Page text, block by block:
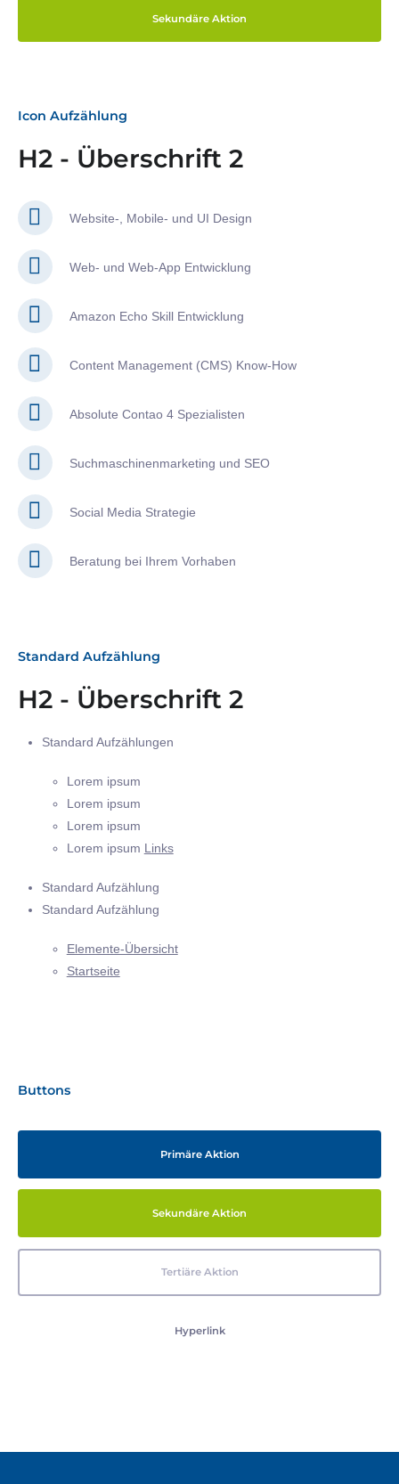
Sekundäre Aktion
Icon Aufzählung
H2 - Überschrift 2
Website-, Mobile- und UI Design
Web- und Web-App Entwicklung
Amazon Echo Skill Entwicklung
Content Management (CMS) Know-How
Absolute Contao 4 Spezialisten
Suchmaschinenmarketing und SEO
Social Media Strategie
Beratung bei Ihrem Vorhaben
Standard Aufzählung
H2 - Überschrift 2
Standard Aufzählungen
Lorem ipsum
Lorem ipsum
Lorem ipsum
Lorem ipsum Links
Standard Aufzählung
Standard Aufzählung
Elemente-Übersicht
Startseite
Buttons
Primäre Aktion
Sekundäre Aktion
Tertiäre Aktion
Hyperlink